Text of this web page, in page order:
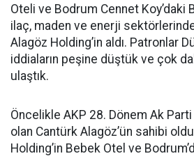
Oteli ve Bodrum Cennet Koy’daki
ilaç, maden ve enerji sektörlerinde
Alagöz Holding’in aldı. Patronlar
iddiaların peşine düştük ve çok
ulaştık.
Öncelikle AKP 28. Dönem Ak
olan Cantürk Alagöz’ün sahibi
Holding’in Bebek Otel ve